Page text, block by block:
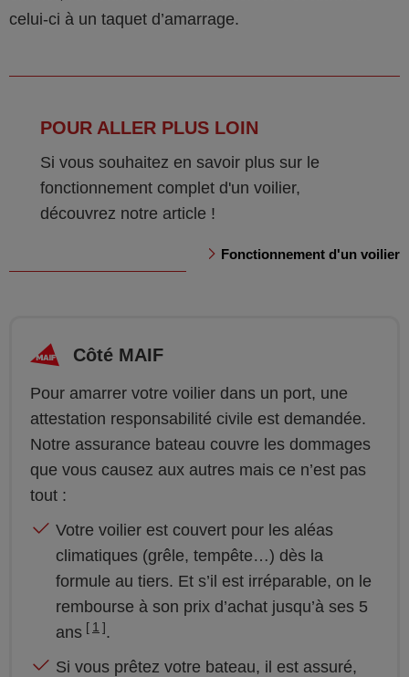
celui-ci à un taquet d’amarrage.
POUR ALLER PLUS LOIN
Si vous souhaitez en savoir plus sur le
fonctionnement complet d'un voilier,
découvrez notre article !
Fonctionnement d'un voilier
Côté MAIF
Pour amarrer votre voilier dans un port, une
attestation responsabilité civile est demandée.
Notre assurance bateau couvre les dommages
que vous causez aux autres mais ce n’est pas
tout :
Votre voilier est couvert pour les aléas
climatiques (grêle, tempête…) dès la
formule au tiers. Et s’il est irréparable, on le
rembourse à son prix d’achat jusqu’à ses 5
ans
1 .
Si vous prêtez votre bateau, il est assuré,